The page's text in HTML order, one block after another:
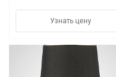
Узнать цену